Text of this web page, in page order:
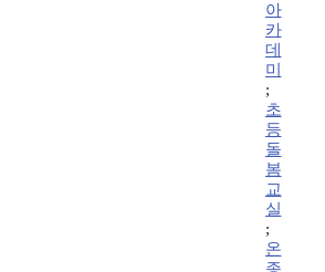
아
카
데
미
;
초
등
돌
봄
교
실
;
온